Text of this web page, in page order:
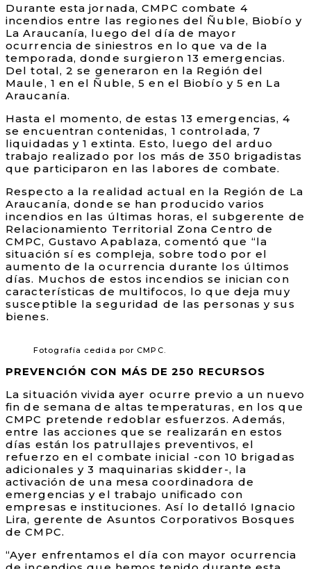
Durante esta jornada, CMPC combate 4
incendios entre las regiones del Ñuble, Biobío y
La Araucanía, luego del día de mayor
ocurrencia de siniestros en lo que va de la
temporada, donde surgieron 13 emergencias.
Del total, 2 se generaron en la Región del
Maule, 1 en el Ñuble, 5 en el Biobío y 5 en La
Araucanía.
Hasta el momento, de estas 13 emergencias, 4
se encuentran contenidas, 1 controlada, 7
liquidadas y 1 extinta. Esto, luego del arduo
trabajo realizado por los más de 350 brigadistas
que participaron en las labores de combate.
Respecto a la realidad actual en la Región de La
Araucanía, donde se han producido varios
incendios en las últimas horas, el subgerente de
Relacionamiento Territorial Zona Centro de
CMPC, Gustavo Apablaza, comentó que “la
situación sí es compleja, sobre todo por el
aumento de la ocurrencia durante los últimos
días. Muchos de estos incendios se inician con
características de multifocos, lo que deja muy
susceptible la seguridad de las personas y sus
bienes.
Fotografía cedida por CMPC.
PREVENCIÓN CON MÁS DE 250 RECURSOS
La situación vivida ayer ocurre previo a un nuevo
fin de semana de altas temperaturas, en los que
CMPC pretende redoblar esfuerzos. Además,
entre las acciones que se realizarán en estos
días están los patrullajes preventivos, el
refuerzo en el combate inicial -con 10 brigadas
adicionales y 3 maquinarias skidder-, la
activación de una mesa coordinadora de
emergencias y el trabajo unificado con
empresas e instituciones. Así lo detalló Ignacio
Lira, gerente de Asuntos Corporativos Bosques
de CMPC.
“Ayer enfrentamos el día con mayor ocurrencia